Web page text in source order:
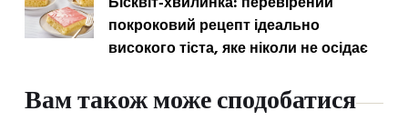
покроковий рецепт ідеально
високого тіста, яке ніколи не осідає
Вам також може сподобатися